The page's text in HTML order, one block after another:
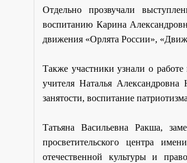
Отдельно прозвучали
воспитанию Карина
движения «Орлята России»,
Также участники узнали о
учителя Наталья
занятости, воспитание
Татьяна Васильевна Ракша,
просветительского центра
отечественной культуры и